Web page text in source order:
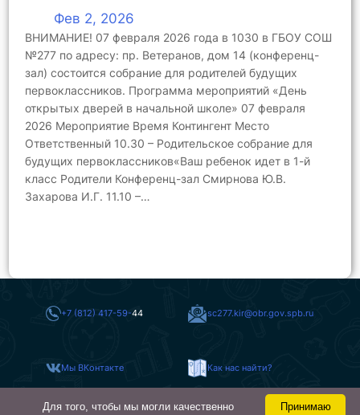
Фев 2, 2026
ВНИМАНИЕ! 07 февраля 2026 года в 1030 в ГБОУ СОШ
№277 по адресу: пр. Ветеранов, дом 14 (конференц-
зал) состоится собрание для родителей будущих
первоклассников. Программа мероприятий «День
открытых дверей в начальной школе» 07 февраля
2026 Мероприятие Время Контингент Место
Ответственный 10.30 – Родительское собрание для
будущих первоклассников«Ваш ребенок идет в 1-й
класс Родители Конференц-зал Смирнова Ю.В.
Захарова И.Г. 11.10 –…
+7 (812) 417-59-44 sc277.kir@obr.gov.spb.ru
Мы ВКонтакте Как нас найти?
Принимаю
Для того, чтобы мы могли качественно